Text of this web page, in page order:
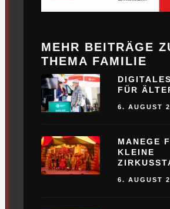
MEHR BEITRÄGE
THEMA FAMILIE
FÜR
6. AUGUST
MANEGE
KLEINE
6. AUGUST